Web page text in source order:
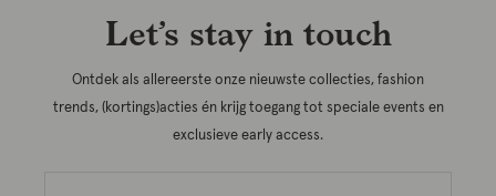
Let’s stay in touch
Ontdek als allereerste onze nieuwste collecties, fashion
trends, (kortings)acties én krijg toegang tot speciale events en
exclusieve early access.